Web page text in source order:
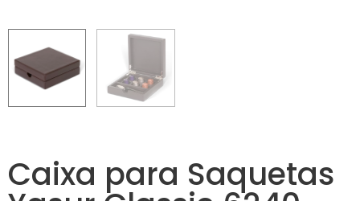
Caixa para Saquetas